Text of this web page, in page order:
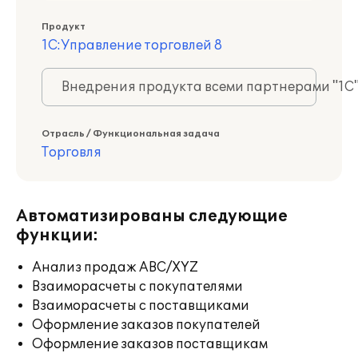
Продукт
1С:Управление торговлей 8
Внедрения продукта всеми партнерами
Отрасль / Функциональная задача
Торговля
Автоматизированы следующие
функции:
Анализ продаж ABC/XYZ
Взаиморасчеты с покупателями
Взаиморасчеты с поставщиками
Оформление заказов покупателей
Оформление заказов поставщикам